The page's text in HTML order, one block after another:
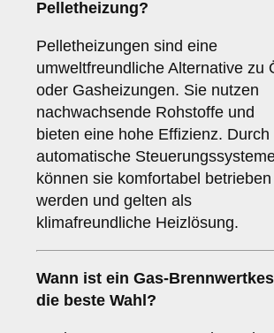
Pelletheizung?
Pelletheizungen sind eine
umweltfreundliche Alternative zu
oder Gasheizungen. Sie nutzen
nachwachsende Rohstoffe und
bieten eine hohe Effizienz. Durch
automatische
können sie komfortabel betrieben
werden und gelten als
klimafreundliche Heizlösung.
Wann ist ein Gas-
die beste Wahl?